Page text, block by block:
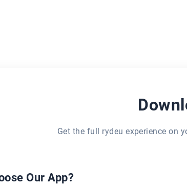
Get the full rydeu experience on
Our App?